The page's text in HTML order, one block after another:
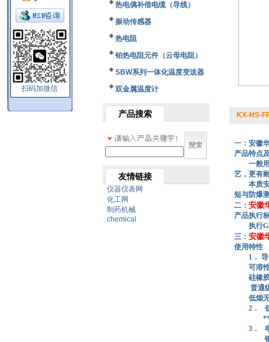
扫码加微信
热电偶补偿电缆（导线）
振动传感器
热电阻
铂热电阻元件（云母电阻）
SBW系列一体化温度变送器
双金属温度计
产品搜索
友情链接
仪器仪表网
化工网
制药机械
chemical
KX-HS-
一：安徽
产品特点
一般
艺，更有
本质
短与防爆
二： 安徽
产品执行
执行GB/
三： 安徽
使用特性
1． 导
可溶性
硅橡胶
普通级
低烟无
2．
**塑料
3．
铜带屏